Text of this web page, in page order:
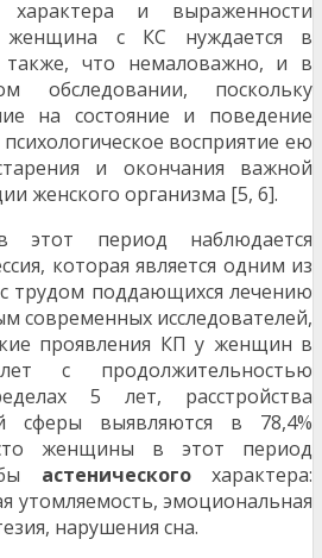
и выраженности
женщина с КС нуждается в
также, что немаловажно, и в
обследовании, поскольку
на состояние и поведение
восприятие ею
и окончания важной
женского организма [5, 6].
период наблюдается
которая является одним из
трудом поддающихся лечению
современных исследователей,
проявления КП у женщин в
с продолжительностью
5 лет, расстройства
сферы выявляются в 78,4%
женщины в этот период
астеническогохарактера:
утомляемость, эмоциональная
нарушения сна.